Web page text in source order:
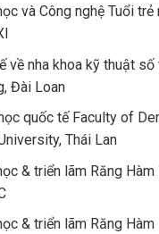
và Công nghệ Tuổi trẻ
về nha khoa kỹ thuật
Đài Loan
quốc tế Faculty of
Thái Lan
& triển lãm Răng
& triển lãm Răng